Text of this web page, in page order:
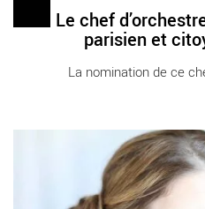
Le chef
parisien et
Le Sacre : le chef d’’orchestre
Caroline Goulding - Critique
de la Musique - Philharmonie de